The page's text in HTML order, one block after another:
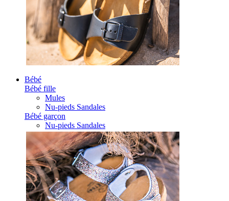
Bébé
Bébé fille
Mules
Nu-pieds Sandales
Bébé garçon
Nu-pieds Sandales